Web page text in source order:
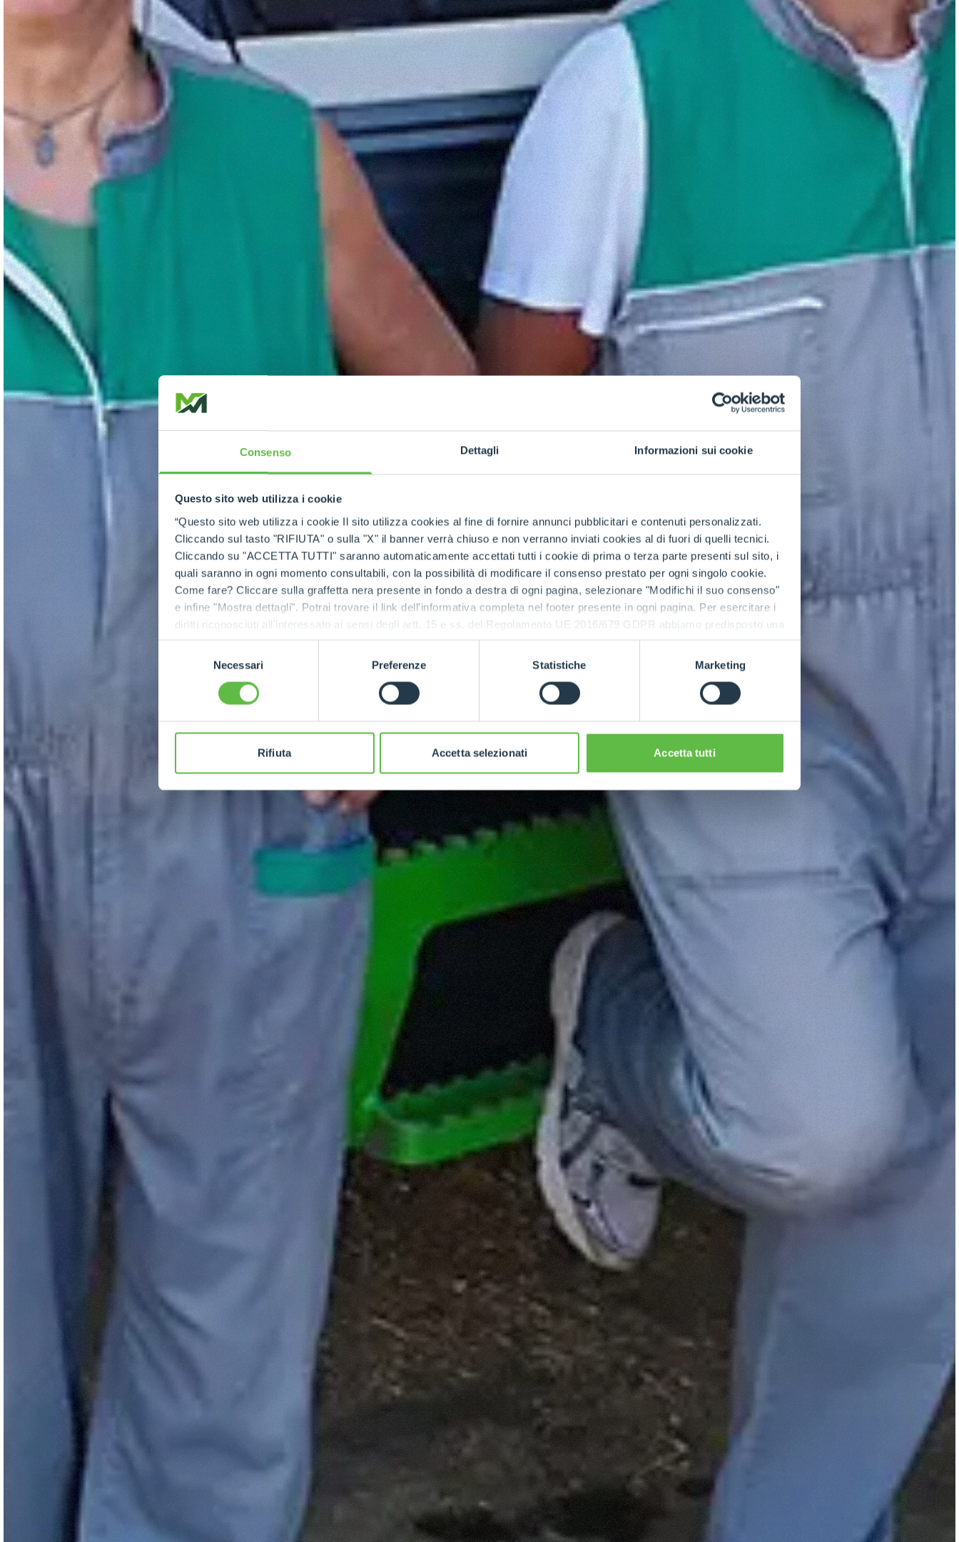
Consenso Dettagli Informazioni sui cookie
Questo sito web utilizza i cookie
“Questo sito web utilizza i cookie Il sito utilizza cookies al fine di fornire annunci pubblicitari e contenuti personalizzati.
Cliccando sul tasto "RIFIUTA" o sulla "X" il banner verrà chiuso e non verranno inviati cookies al di fuori di quelli tecnici.
Cliccando su "ACCETTA TUTTI" saranno automaticamente accettati tutti i cookie di prima o terza parte presenti sul sito, i
quali saranno in ogni momento consultabili, con la possibilità di modificare il consenso prestato per ogni singolo cookie.
Come fare? Cliccare sulla graffetta nera presente in fondo a destra di ogni pagina, selezionare "Modifichi il suo consenso"
e infine "Mostra dettagli". Potrai trovare il link dell'informativa completa nel footer presente in ogni pagina. Per esercitare i
diritti riconosciuti all'interessato ai sensi degli artt. 15 e ss. del Regolamento UE 2016/679 GDPR abbiamo predisposto una
apposita procedura.
Necessari Preferenze Statistiche Marketing
Rifiuta Accetta selezionati Accetta tutti